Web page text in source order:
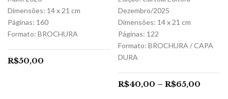
Dimensões: 14 x 21 cm
Páginas: 160
Formato: BROCHURA
R$50,00
Dezembro/2025
Dimensões: 14 x 21 cm
Páginas: 122
Formato: BROCHURA / CAPA
DURA
R$40,00 – R$65,00